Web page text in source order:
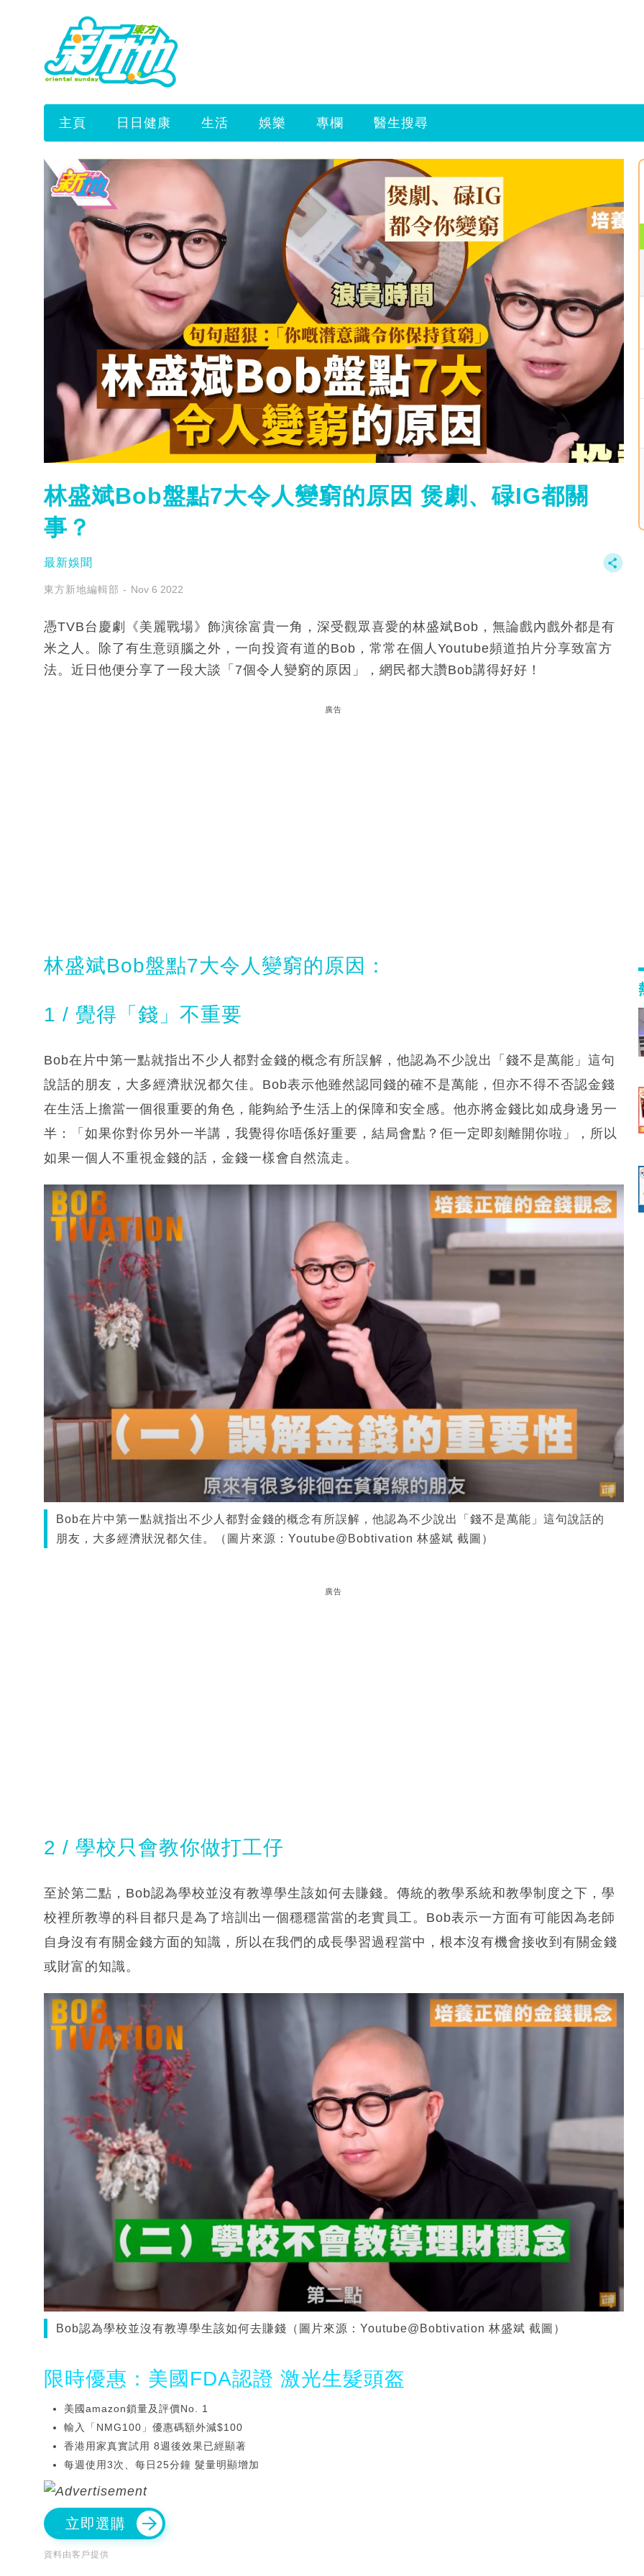
主頁 日日健康 生活 娛樂 專欄 醫生搜尋
林盛斌Bob盤點7大令人變窮的原因 煲劇、碌IG都關
事？
最新娛聞
東方新地編輯部 Nov 6 2022
憑TVB台慶劇《美麗戰場》飾演徐富貴一角，深受觀眾喜愛的林盛斌Bob，無論戲內戲外都是有
米之人。除了有生意頭腦之外，一向投資有道的Bob，常常在個人Youtube頻道拍片分享致富方
法。近日他便分享了一段大談「7個令人變窮的原因」，網民都大讚Bob講得好好！
廣告
林盛斌Bob盤點7大令人變窮的原因：
1 / 覺得「錢」不重要
Bob在片中第一點就指出不少人都對金錢的概念有所誤解，他認為不少說出「錢不是萬能」這句
說話的朋友，大多經濟狀況都欠佳。Bob表示他雖然認同錢的確不是萬能，但亦不得不否認金錢
在生活上擔當一個很重要的角色，能夠給予生活上的保障和安全感。他亦將金錢比如成身邊另一
半：「如果你對你另外一半講，我覺得你唔係好重要，結局會點？佢一定即刻離開你啦」，所以
如果一個人不重視金錢的話，金錢一樣會自然流走。
Bob在片中第一點就指出不少人都對金錢的概念有所誤解，他認為不少說出「錢不是萬能」這句說話的
朋友，大多經濟狀況都欠佳。（圖片來源：Youtube@Bobtivation 林盛斌 截圖）
廣告
2 / 學校只會教你做打工仔
至於第二點，Bob認為學校並沒有教導學生該如何去賺錢。傳統的教學系統和教學制度之下，學
校裡所教導的科目都只是為了培訓出一個穩穩當當的老實員工。Bob表示一方面有可能因為老師
自身沒有有關金錢方面的知識，所以在我們的成長學習過程當中，根本沒有機會接收到有關金錢
或財富的知識。
Bob認為學校並沒有教導學生該如何去賺錢（圖片來源：Youtube@Bobtivation 林盛斌 截圖）
限時優惠：美國FDA認證 激光生髮頭盔
美國amazon鎖量及評價No. 1
輸入「NMG100」優惠碼額外減$100
香港用家真實試用 8週後效果已經顯著
每週使用3次、每日25分鐘 髮量明顯增加
立即選購
資料由客戶提供